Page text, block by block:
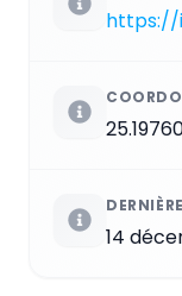
https://
14